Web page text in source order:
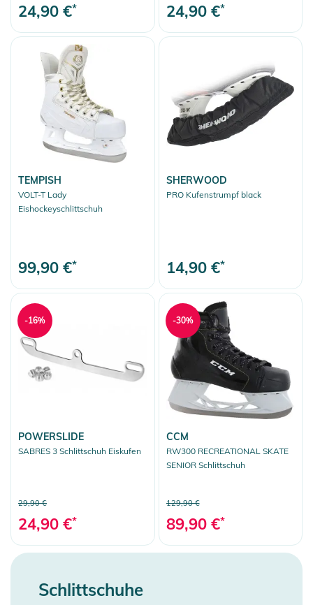
24,90 €* 24,90 €*
TEMPISH
VOLT-T Lady
Eishockeyschlittschuh
99,90 €*
SHERWOOD
PRO Kufenstrumpf black
14,90 €*
POWERSLIDE
SABRES 3 Schlittschuh Eiskufen
29,90 €
24,90 €*
-16%
CCM
RW300 RECREATIONAL SKATE
SENIOR Schlittschuh
129,90 €
89,90 €*
-30%
Schlittschuhe